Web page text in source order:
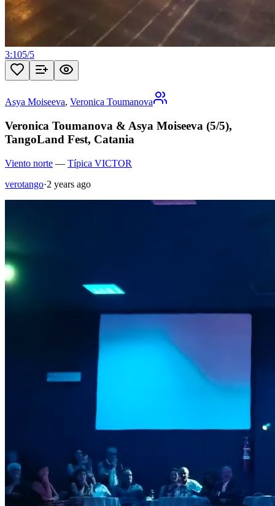
3:105/5
Asya Moiseeva, Veronica Toumanova
Veronica Toumanova & Asya Moiseeva (5/5),
TangoLand Fest, Catania
Viento norte — Típica VICTOR
verotango·2 years ago